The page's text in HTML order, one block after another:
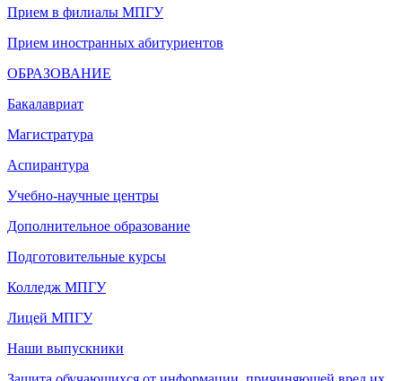
Прием в филиалы МПГУ
Прием иностранных абитуриентов
ОБРАЗОВАНИЕ
Бакалавриат
Магистратура
Аспирантура
Учебно-научные центры
Дополнительное образование
Подготовительные курсы
Колледж МПГУ
Лицей МПГУ
Наши выпускники